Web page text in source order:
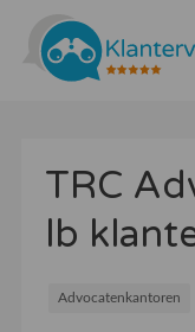
Tarieven
Bedrijven
Over ons
TRC
lb
Advocatenkantoren